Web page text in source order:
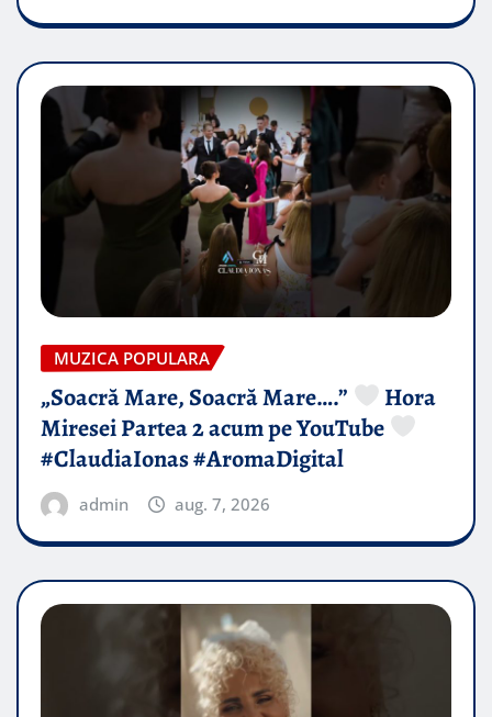
MUZICA POPULARA
„Soacră Mare, Soacră Mare….”
Hora
Miresei Partea 2 acum pe YouTube
#ClaudiaIonas #AromaDigital
admin aug. 7, 2026